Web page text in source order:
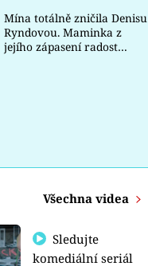
Sledujte nás
Mína totálně zničila Denisu
Ryndovou. Maminka z
jejího zápasení radost
Všechna videa
Sledujte
komediální seriál